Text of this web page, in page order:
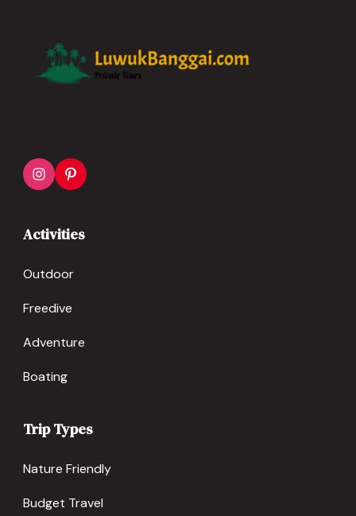
Activities
Outdoor
Freedive
Adventure
Boating
Trip Types
Nature Friendly
Budget Travel